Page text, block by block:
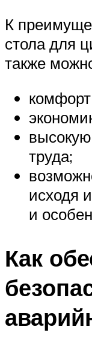
К
стола для
также
труда;
исходя
и
Как